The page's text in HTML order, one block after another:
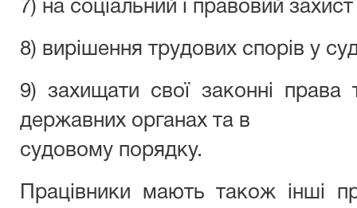
7) на соціальний і правовий
8) вирішення трудових спорів у
9) захищати свої законні
державних органах та в
судовому порядку.
Працівники мають також інші